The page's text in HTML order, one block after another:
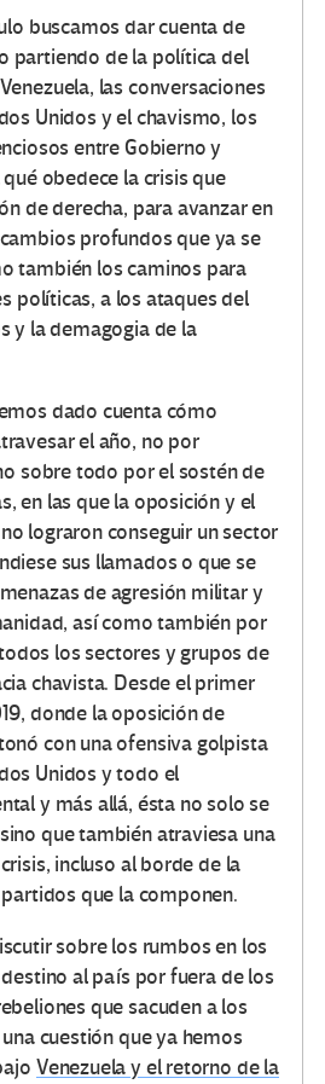
buscamos dar cuenta de
partiendo de la política del
las conversaciones
Unidos y el chavismo, los
entre Gobierno y
obedece la crisis que
de derecha, para avanzar en
profundos que ya se
también los caminos para
políticas, a los ataques del
y la demagogia de la
dado cuenta cómo
el año, no por
sobre todo por el sostén de
en las que la oposición y el
lograron conseguir un sector
sus llamados o que se
de agresión militar y
así como también por
los sectores y grupos de
chavista. Desde el primer
donde la oposición de
con una ofensiva golpista
Unidos y todo el
y más allá, ésta no solo se
que también atraviesa una
incluso al borde de la
que la componen.
sobre los rumbos en los
al país por fuera de los
que sacuden a los
cuestión que ya hemos
Venezuela y el retorno de la